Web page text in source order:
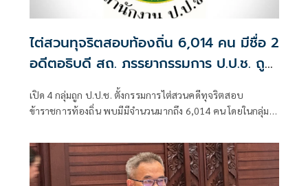
ไต่สวนทุจริตสอบท้องถิ่น 6,014 คน มีชื่อ 2
อดีตอธิบดี สถ. ภรรยากรรมการ ป.ป.ช. ถูก
เปิด 4 กลุ่มถูก ป.ป.ช. ตั้งกรรมการไต่สวนคดีทุจริตสอบ
ข้าราชการท้องถิ่น พบมีมีจำนวนมากถึง 6,014 คน โดยในกลุ่มผู้
อธิบดีคือ 1.ร.ต.ท.ภพชนก ชลานุเคราะห์ ที่ดำรงตำแหน่งอธิบดี
กรมส่งเสริมการปกครองท้องถิ่น วันที่ 29 ก.ค.-11 พ.ย. 2568